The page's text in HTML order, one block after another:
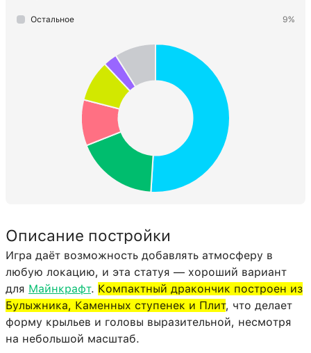
Остальное 9%
Описание постройки
Игра даёт возможность добавлять атмосферу в
любую локацию, и эта статуя — хороший вариант
для Майнкрафт. Компактный дракончик построен из
Булыжника, Каменных ступенек и Плит, что делает
форму крыльев и головы выразительной, несмотря
на небольшой масштаб.